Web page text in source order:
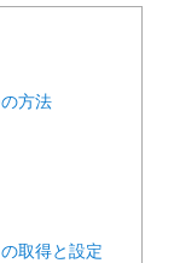
方法
取得と設定